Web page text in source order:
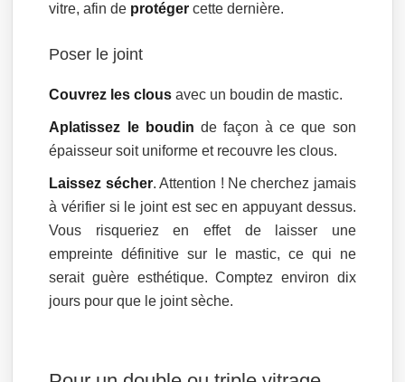
vitre, afin de protéger cette dernière.
Poser le joint
Couvrez les clous avec un boudin de mastic.
Aplatissez le boudin de façon à ce que son
épaisseur soit uniforme et recouvre les clous.
Laissez sécher. Attention ! Ne cherchez jamais
à vérifier si le joint est sec en appuyant dessus.
Vous risqueriez en effet de laisser une
empreinte définitive sur le mastic, ce qui ne
serait guère esthétique. Comptez environ dix
jours pour que le joint sèche.